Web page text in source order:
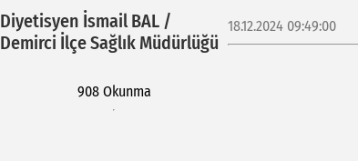
Diyetisyen İsmail BAL /
Demirci İlçe Sağlık Müdürlüğü
908 Okunma
18.12.2024 09:49:00